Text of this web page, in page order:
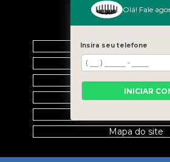
Home
Empresa
Galeria
Contato
Mapa do site
Olá! Fale
Insira seu telefone
INICIAR